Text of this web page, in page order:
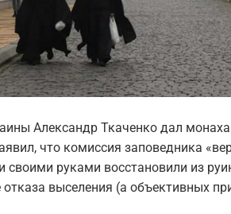
Александр Ткаченко дал
что комиссия заповедника
своими руками восстановили из
отказа выселения (а объективных